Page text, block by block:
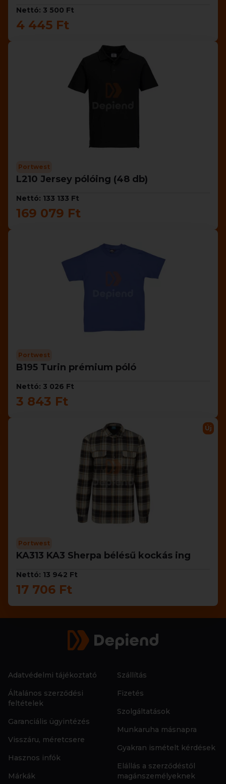
Nettó: 3 500 Ft
4 445 Ft
Portwest
L210 Jersey pólóing (48 db)
Nettó: 133 133 Ft
169 079 Ft
Portwest
B195 Turin prémium póló
Nettó: 3 026 Ft
3 843 Ft
Új
Portwest
KA313 KA3 Sherpa bélésű kockás ing
Nettó: 13 942 Ft
17 706 Ft
Adatvédelmi tájékoztató
Általános szerződési
feltételek
Garanciális ügyintézés
Visszáru, méretcsere
Hasznos infók
Márkák
Szállítás
Fizetés
Szolgáltatások
Munkaruha másnapra
Gyakran ismételt kérdések
Elállás a szerződéstől
magánszemélyeknek